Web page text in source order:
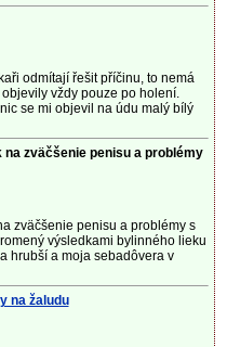
odmítají řešit příčinu, to nemá
vždy pouze po holení.
se mi objevil na údu malý bílý
na zväčšenie penisu a problémy
zväčšenie penisu a problémy s
výsledkami bylinného lieku
hrubší a moja sebadôvera v
na žaludu